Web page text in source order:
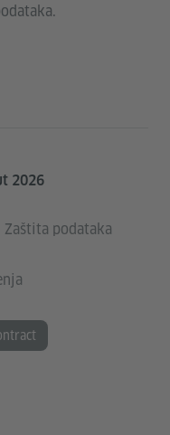
2026
Zaštita podataka